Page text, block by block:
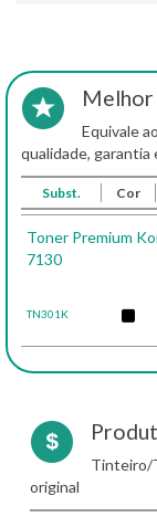
Equivale
qualidade, garantia
Subst. Cor
Toner Premium
7130
TN301K
Tinteiro/
original